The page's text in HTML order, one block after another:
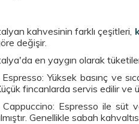
kahvesinin farklı çeşitleri,
değişir.
en yaygın olarak
Yüksek basınç ve
fincanlarda servis edilir ve
Espresso ile süt
Genellikle sabah